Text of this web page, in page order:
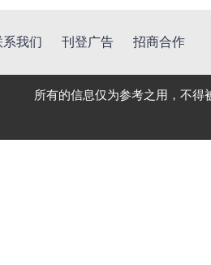
系我们 刊登广告 招商合作
所有的信息仅为参考之用，不